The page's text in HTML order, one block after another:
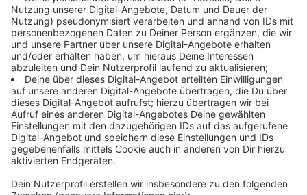
Erklärungen auf Papier weiter möglich
Anzeige
Das Portalwww.organspende-register.deist seit 18.
März 2024 online. Dort kann man ab dem Alter von 16
Jahren digital dokumentieren, ob man zu einer
Organspende nach dem Tod bereit ist oder nicht. Die
Angaben sind freiwillig, kostenlos und können jederzeit
zum Beispiel Organspendeausweise, sind weiterhin